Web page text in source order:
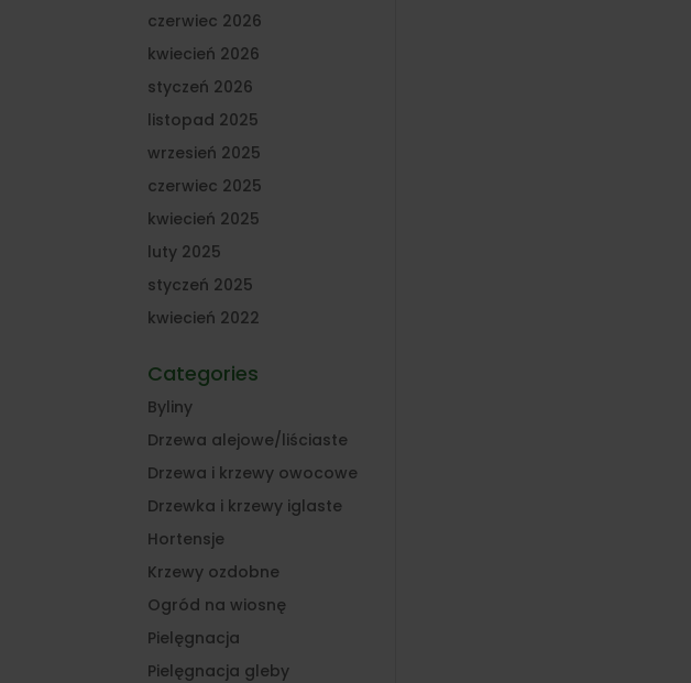
czerwiec 2026
kwiecień 2026
styczeń 2026
listopad 2025
wrzesień 2025
czerwiec 2025
kwiecień 2025
luty 2025
styczeń 2025
kwiecień 2022
Categories
Byliny
Drzewa alejowe/liściaste
Drzewa i krzewy owocowe
Drzewka i krzewy iglaste
Hortensje
Krzewy ozdobne
Ogród na wiosnę
Pielęgnacja
Pielęgnacja gleby